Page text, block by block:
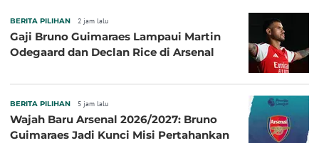
BERITA PILIHAN 2 jam lalu
Gaji Bruno Guimaraes Lampaui Martin
Odegaard dan Declan Rice di Arsenal
BERITA PILIHAN 5 jam lalu
Wajah Baru Arsenal 2026/2027: Bruno
Guimaraes Jadi Kunci Misi Pertahankan